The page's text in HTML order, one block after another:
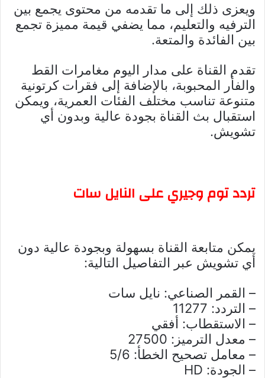
ويعزى ذلك إلى ما تقدمه من محتوى يجمع بين
الترفيه والتعليم، مما يضفي قيمة مميزة تجمع
بين الفائدة والمتعة.
تقدم القناة على مدار اليوم مغامرات القط
والفأر المحبوبة، بالإضافة إلى فقرات كرتونية
متنوعة تناسب مختلف الفئات العمرية، ويمكن
استقبال بث القناة بجودة عالية وبدون أي
تشويش.
تردد توم وجيري على النايل سات
يمكن متابعة القناة بسهولة وبجودة عالية دون
أي تشويش عبر التفاصيل التالية:
– القمر الصناعي: نايل سات
– التردد: 11277
– الاستقطاب: أفقي
– معدل الترميز: 27500
– معامل تصحيح الخطأ: 5/6
– الجودة: HD